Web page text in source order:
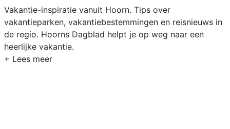
Vakantie-inspiratie vanuit Hoorn. Tips over
vakantieparken, vakantiebestemmingen en reisnieuws in
de regio. Hoorns Dagblad helpt je op weg naar een
heerlijke vakantie.